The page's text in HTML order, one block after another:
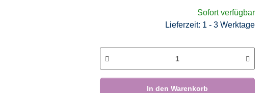
Sofort verfügbar
Lieferzeit: 1 - 3 Werktage
In den Warenkorb